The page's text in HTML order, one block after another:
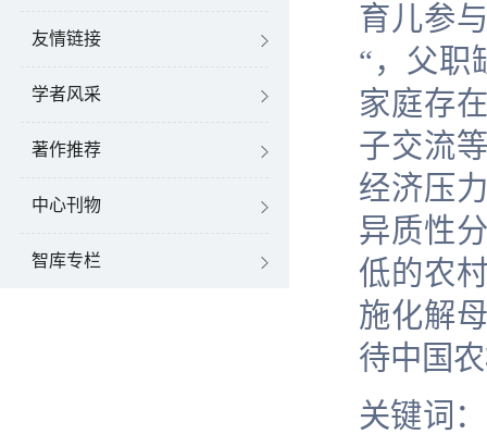
友情链接
学者风采
著作推荐
中心刊物
智库专栏
育儿参
“，父职
家庭存
子交流
经济压
异质性
低的农
施化解
待中国
关键词